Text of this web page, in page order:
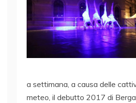
a settimana, a causa delle
meteo, il debutto 2017 di